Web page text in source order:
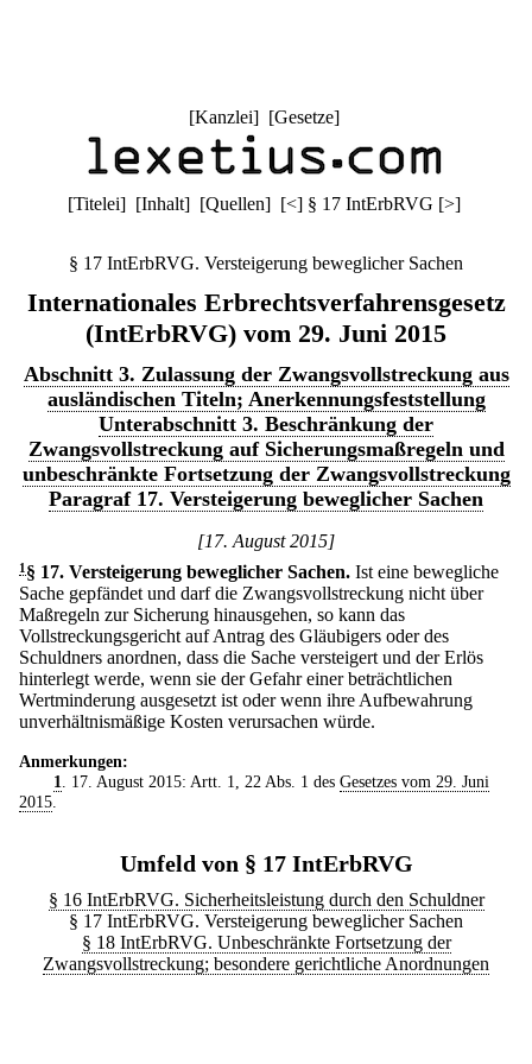
[Kanzlei] [Gesetze]
[Titelei] [Inhalt] [Quellen] [<] § 17 IntErbRVG [>]
§ 17 IntErbRVG. Versteigerung beweglicher Sachen
Internationales Erbrechtsverfahrensgesetz
(IntErbRVG) vom 29. Juni 2015
Abschnitt 3. Zulassung der Zwangsvollstreckung aus
ausländischen Titeln; Anerkennungsfeststellung
Unterabschnitt 3. Beschränkung der
Zwangsvollstreckung auf Sicherungsmaßregeln und
unbeschränkte Fortsetzung der Zwangsvollstreckung
Paragraf 17. Versteigerung beweglicher Sachen
[17. August 2015]
1 § 17. Versteigerung beweglicher Sachen. Ist eine bewegliche
Sache gepfändet und darf die Zwangsvollstreckung nicht über
Maßregeln zur Sicherung hinausgehen, so kann das
Vollstreckungsgericht auf Antrag des Gläubigers oder des
Schuldners anordnen, dass die Sache versteigert und der Erlös
hinterlegt werde, wenn sie der Gefahr einer beträchtlichen
Wertminderung ausgesetzt ist oder wenn ihre Aufbewahrung
unverhältnismäßige Kosten verursachen würde.
Anmerkungen:
1
. 17. August 2015: Artt. 1, 22 Abs. 1 des Gesetzes vom 29. Juni
2015
Umfeld von § 17 IntErbRVG
§ 16 IntErbRVG. Sicherheitsleistung durch den Schuldner
§ 17 IntErbRVG. Versteigerung beweglicher Sachen
§ 18 IntErbRVG. Unbeschränkte Fortsetzung der
Zwangsvollstreckung; besondere gerichtliche Anordnungen